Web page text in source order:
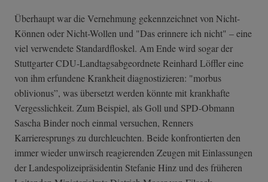
Überhaupt war die Vernehmung gekennzeichnet von Nicht-
Können oder Nicht-Wollen und "Das erinnere ich nicht" – eine
viel verwendete Standardfloskel. Am Ende wird sogar der
Stuttgarter CDU-Landtagsabgeordnete Reinhard Löffler eine
von ihm erfundene Krankheit diagnostizieren: "morbus
oblivionus”, was übersetzt werden könnte mit krankhafte
Vergesslichkeit. Zum Beispiel, als Goll und SPD-Obmann
Sascha Binder noch einmal versuchen, Renners
Karrieresprungs zu durchleuchten. Beide konfrontierten den
immer wieder unwirsch reagierenden Zeugen mit Einlassungen
der Landespolizeipräsidentin Stefanie Hinz und des früheren